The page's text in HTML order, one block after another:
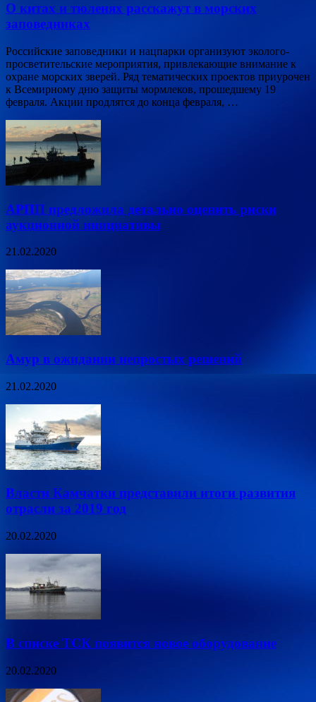
О китах и тюленях расскажут в морских
заповедниках
Российские заповедники и нацпарки организуют эколого-
просветительские мероприятия, привлекающие внимание к
охране морских зверей. Ряд тематических проектов приурочен
к Всемирному дню защиты мормлеков, прошедшему 19
февраля. Акции продлятся до конца февраля, …
АРПП предложила детально оценить риски
аукционной инициативы
21.02.2020
Амур в ожидании непростых решений
21.02.2020
Власти Камчатки представили итоги развития
отрасли за 2019 год
20.02.2020
В списке ТСК появится новое оборудование
20.02.2020